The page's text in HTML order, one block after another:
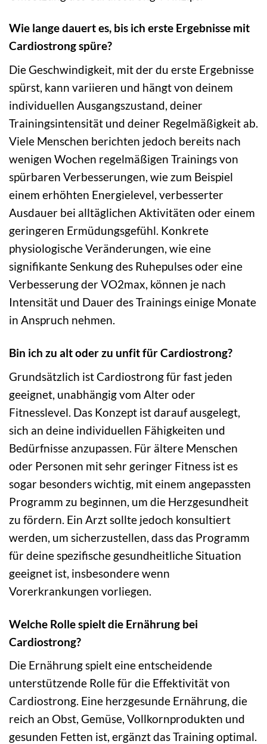
Wie lange dauert es, bis ich erste Ergebnisse mit
Cardiostrong spüre?
Die Geschwindigkeit, mit der du erste Ergebnisse
spürst, kann variieren und hängt von deinem
individuellen Ausgangszustand, deiner
Trainingsintensität und deiner Regelmäßigkeit ab.
Viele Menschen berichten jedoch bereits nach
wenigen Wochen regelmäßigen Trainings von
spürbaren Verbesserungen, wie zum Beispiel
einem erhöhten Energielevel, verbesserter
Ausdauer bei alltäglichen Aktivitäten oder einem
geringeren Ermüdungsgefühl. Konkrete
physiologische Veränderungen, wie eine
signifikante Senkung des Ruhepulses oder eine
Verbesserung der VO2max, können je nach
Intensität und Dauer des Trainings einige Monate
in Anspruch nehmen.
Bin ich zu alt oder zu unfit für Cardiostrong?
Grundsätzlich ist Cardiostrong für fast jeden
geeignet, unabhängig vom Alter oder
Fitnesslevel. Das Konzept ist darauf ausgelegt,
sich an deine individuellen Fähigkeiten und
Bedürfnisse anzupassen. Für ältere Menschen
oder Personen mit sehr geringer Fitness ist es
sogar besonders wichtig, mit einem angepassten
Programm zu beginnen, um die Herzgesundheit
zu fördern. Ein Arzt sollte jedoch konsultiert
werden, um sicherzustellen, dass das Programm
für deine spezifische gesundheitliche Situation
geeignet ist, insbesondere wenn
Vorerkrankungen vorliegen.
Welche Rolle spielt die Ernährung bei
Cardiostrong?
Die Ernährung spielt eine entscheidende
unterstützende Rolle für die Effektivität von
Cardiostrong. Eine herzgesunde Ernährung, die
reich an Obst, Gemüse, Vollkornprodukten und
gesunden Fetten ist, ergänzt das Training optimal.